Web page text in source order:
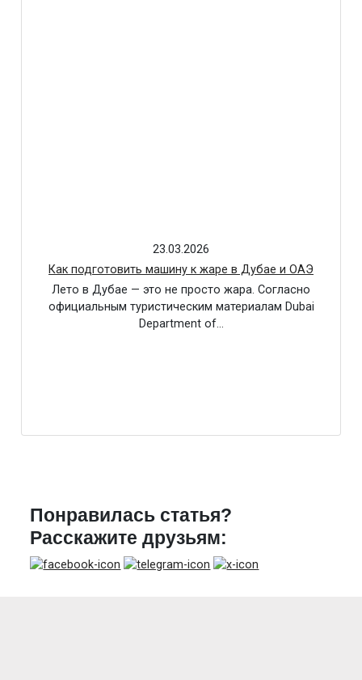
23.03.2026
Как подготовить машину к жаре в Дубае и ОАЭ
Лето в Дубае — это не просто жара. Согласно
официальным туристическим материалам Dubai
Department of…
Понравилась статья?
Расскажите друзьям: